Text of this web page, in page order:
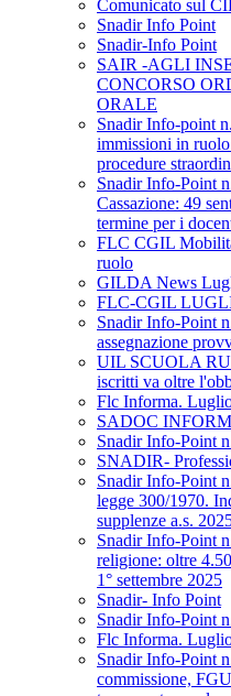
Comunicato sul
Snadir Info Point
Snadir-Info Point
SAIR -AGLI
CONCORSO
ORALE
Snadir Info-point
immissioni in
procedure
Snadir Info-Point
Cassazione: 49
termine per i
FLC CGIL
ruolo
GILDA News
FLC-CGIL
Snadir Info-Point
assegnazione
UIL SCUOLA
iscritti va oltre
Flc Informa.
SADOC
Snadir Info-Point
SNADIR-
Snadir Info-Point
legge 300/1970.
supplenze a.s.
Snadir Info-Point
religione: oltre
1° settembre 2025
Snadir- Info Point
Snadir Info-Point
Flc Informa.
Snadir Info-Point
commissione,